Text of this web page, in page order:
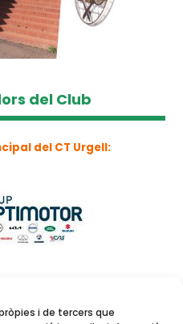
i de tercers que
del Club
del CT Urgell: